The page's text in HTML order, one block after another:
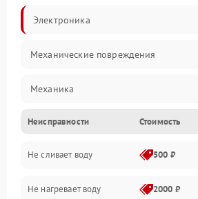
Электроника
Механические повреждения
Механика
Управление
Электропитание
Датчики
Неисправности Стоимость
Не сливает воду 500 ₽
Не нагревает воду 2000 ₽